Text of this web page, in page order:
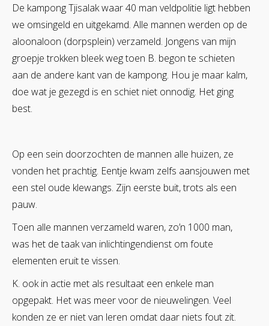
De kampong Tjisalak waar 40 man veldpolitie ligt hebben
we omsingeld en uitgekamd. Alle mannen werden op de
aloonaloon (dorpsplein) verzameld. Jongens van mijn
groepje trokken bleek weg toen B. begon te schieten
aan de andere kant van de kampong. Hou je maar kalm,
doe wat je gezegd is en schiet niet onnodig. Het ging
best.
Op een sein doorzochten de mannen alle huizen, ze
vonden het prachtig. Eentje kwam zelfs aansjouwen met
een stel oude klewangs. Zijn eerste buit, trots als een
pauw.
Toen alle mannen verzameld waren, zo’n 1000 man,
was het de taak van inlichtingendienst om foute
elementen eruit te vissen.
K. ook in actie met als resultaat een enkele man
opgepakt. Het was meer voor de nieuwelingen. Veel
konden ze er niet van leren omdat daar niets fout zit.